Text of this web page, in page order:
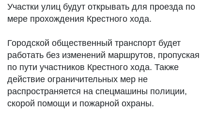
Участки улиц будут открывать для проезда по
мере прохождения Крестного хода.
Городской общественный транспорт будет
работать без изменений маршрутов, пропуская
по пути участников Крестного хода. Также
действие ограничительных мер не
распространяется на спецмашины полиции,
скорой помощи и пожарной охраны.